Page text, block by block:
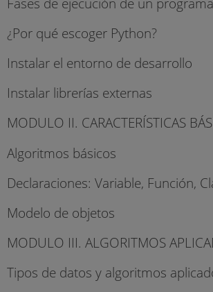
¿Por qué escoger Python?
Instalar el entorno de desarrollo
Instalar librerías externas
MODULO II. CARACTERÍSTICAS
Algoritmos básicos
Declaraciones: Variable, Función,
Modelo de objetos
MODULO III. ALGORITMOS
Tipos de datos y algoritmos